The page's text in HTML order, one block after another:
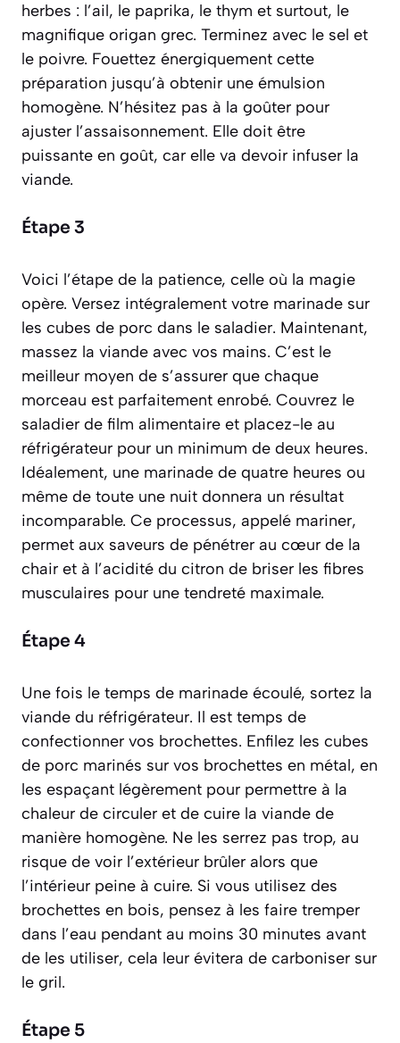
herbes : l’ail, le paprika, le thym et surtout, le
magnifique origan grec. Terminez avec le sel et
le poivre. Fouettez énergiquement cette
préparation jusqu’à obtenir une émulsion
homogène. N’hésitez pas à la goûter pour
ajuster l’assaisonnement. Elle doit être
puissante en goût, car elle va devoir infuser la
viande.
Étape 3
Voici l’étape de la patience, celle où la magie
opère. Versez intégralement votre marinade sur
les cubes de porc dans le saladier. Maintenant,
massez la viande avec vos mains. C’est le
meilleur moyen de s’assurer que chaque
morceau est parfaitement enrobé. Couvrez le
saladier de film alimentaire et placez-le au
réfrigérateur pour un minimum de deux heures.
Idéalement, une marinade de quatre heures ou
même de toute une nuit donnera un résultat
incomparable. Ce processus, appelé mariner,
permet aux saveurs de pénétrer au cœur de la
chair et à l’acidité du citron de briser les fibres
musculaires pour une tendreté maximale.
Étape 4
Une fois le temps de marinade écoulé, sortez la
viande du réfrigérateur. Il est temps de
confectionner vos brochettes. Enfilez les cubes
de porc marinés sur vos brochettes en métal, en
les espaçant légèrement pour permettre à la
chaleur de circuler et de cuire la viande de
manière homogène. Ne les serrez pas trop, au
risque de voir l’extérieur brûler alors que
l’intérieur peine à cuire. Si vous utilisez des
brochettes en bois, pensez à les faire tremper
dans l’eau pendant au moins 30 minutes avant
de les utiliser, cela leur évitera de carboniser sur
le gril.
Étape 5